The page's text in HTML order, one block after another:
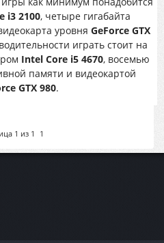
i3 2100, четыре гигабайта
уровня GeForce GTX
играть стоит на
Intel Core i5 4670, восемью
памяти и видеокартой
GTX 980.
1 из 1 1